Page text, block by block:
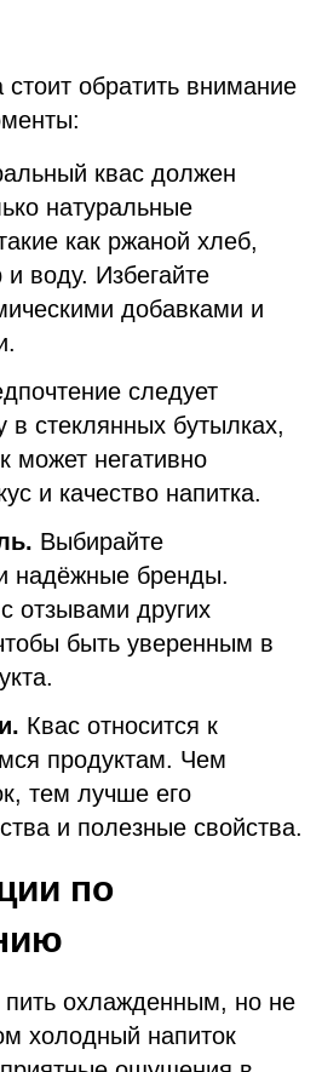
обратить внимание
квас должен
натуральные
как ржаной хлеб,
воду. Избегайте
добавками и
следует
в стеклянных бутылках,
может негативно
и качество напитка.
Выбирайте
надёжные бренды.
отзывами других
быть уверенным в
Квас относится к
продуктам. Чем
тем лучше его
и полезные свойства.
по
пить охлажденным, но не
холодный напиток